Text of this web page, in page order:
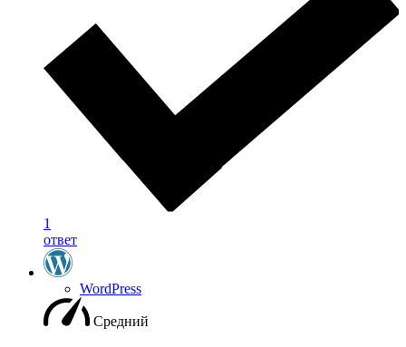
1
ответ
WordPress
Средний